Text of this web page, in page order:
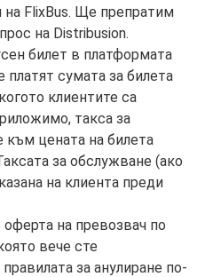
на FlixBus. Ще препратим
на Distribusion.
билет в платформата
платят сумата за билета
клиентите са
такса за
цената на билета
за обслужване (ако
на клиента преди
на превозвач по
вече сте
за анулиране по-